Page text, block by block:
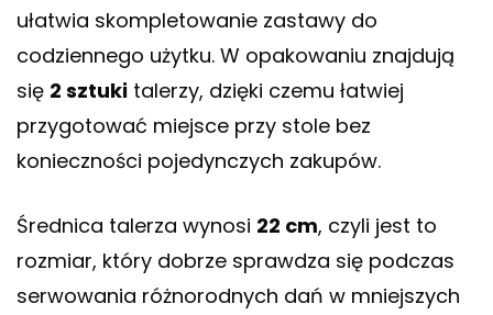
ułatwia skompletowanie zastawy do
codziennego użytku. W opakowaniu znajdują
się 2 sztuki talerzy, dzięki czemu łatwiej
przygotować miejsce przy stole bez
konieczności pojedynczych zakupów.
Średnica talerza wynosi 22 cm, czyli jest to
rozmiar, który dobrze sprawdza się podczas
serwowania różnorodnych dań w mniejszych